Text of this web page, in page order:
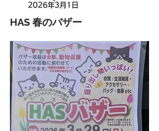
2026年3月1日
HAS 春のバザー